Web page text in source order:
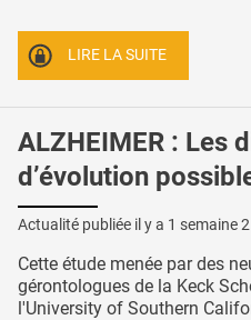
LIRE LA SUITE
ALZHEIMER : Les
d’évolution
Actualité publiée il y a 1 semaine
Cette étude menée par des
gérontologues de la Keck
l'University of Southern